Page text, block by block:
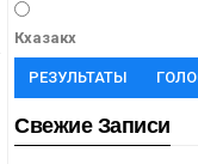
Кхазакх
РЕЗУЛЬТАТЫ
Свежие Записи